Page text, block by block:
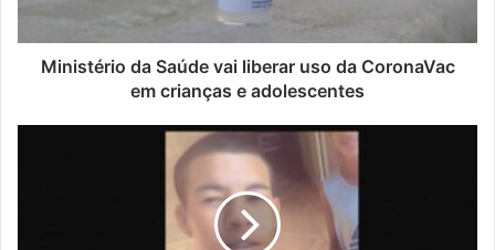
CoronaVac
em
crianças
Ministério da Saúde vai liberar uso da CoronaVac
em crianças e adolescentes